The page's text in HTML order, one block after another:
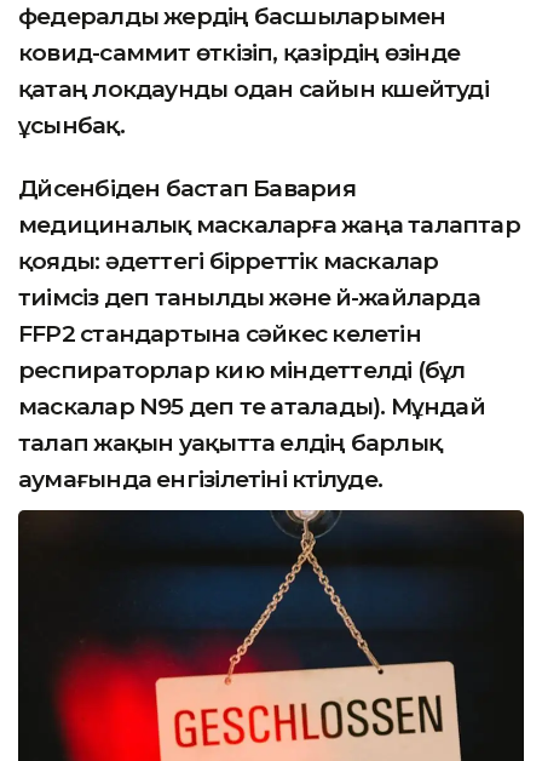
федералды жердің басшыларымен
ковид-саммит өткізіп, қазірдің өзінде
қатаң локдаунды одан сайын күшейтуді
ұсынбақ.
Дүйсенбіден бастап Бавария
медициналық маскаларға жаңа талаптар
қояды: әдеттегі бірреттік маскалар
тиімсіз деп танылды және үй-жайларда
FFP2 стандартына сәйкес келетін
респираторлар кию міндеттелді (бұл
маскалар N95 деп те аталады). Мұндай
талап жақын уақытта елдің барлық
аумағында енгізілетіні күтілуде.